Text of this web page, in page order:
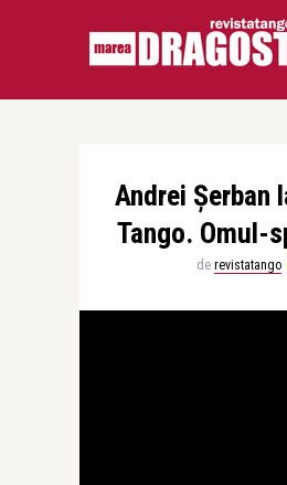
Andrei Șerban
Tango. Omul-
de revistatango